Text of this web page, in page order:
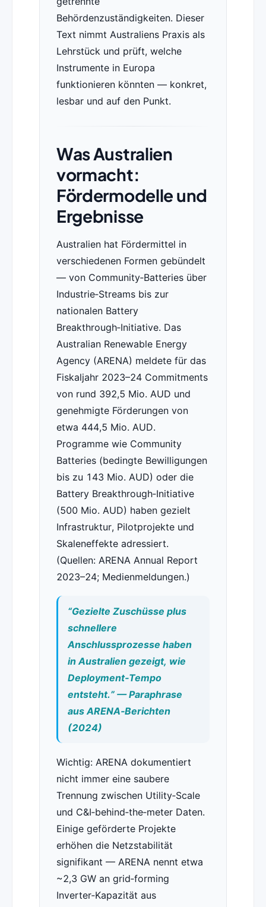
Behördenzuständigkeiten. Dieser
Text nimmt Australiens Praxis als
Lehrstück und prüft, welche
Instrumente in Europa
funktionieren könnten — konkret,
lesbar und auf den Punkt.
Was Australien
vormacht:
Fördermodelle und
Ergebnisse
Australien hat Fördermittel in
verschiedenen Formen gebündelt
— von Community‑Batteries über
Industrie‑Streams bis zur
nationalen Battery
Breakthrough‑Initiative. Das
Australian Renewable Energy
Agency (ARENA) meldete für das
Fiskaljahr 2023–24 Commitments
von rund 392,5 Mio. AUD und
genehmigte Förderungen von
etwa 444,5 Mio. AUD.
Programme wie Community
Batteries (bedingte Bewilligungen
bis zu 143 Mio. AUD) oder die
Battery Breakthrough‑Initiative
(500 Mio. AUD) haben gezielt
Infrastruktur, Pilotprojekte und
Skaleneffekte adressiert.
(Quellen: ARENA Annual Report
2023–24; Medienmeldungen.)
“Gezielte Zuschüsse plus
schnellere
Anschlussprozesse haben
in Australien gezeigt, wie
Deployment‑Tempo
entsteht.” — Paraphrase
aus ARENA‑Berichten
(2024)
Wichtig: ARENA dokumentiert
nicht immer eine saubere
Trennung zwischen Utility‑Scale
und C&I‑behind‑the‑meter Daten.
Einige geförderte Projekte
erhöhen die Netzstabilität
signifikant — ARENA nennt etwa
~2,3 GW an grid‑forming
Inverter‑Kapazität aus